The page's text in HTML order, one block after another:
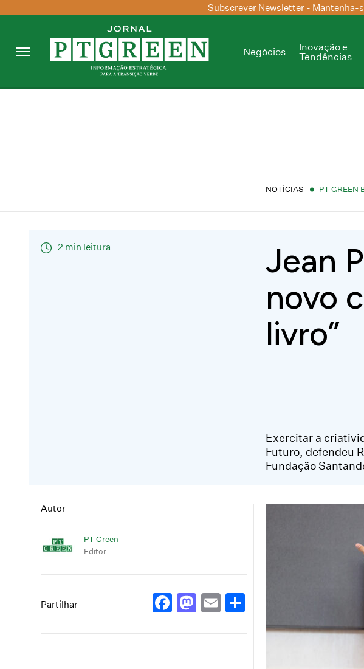
Subscrever Newsletter - Mantenha-
Negócios
Inovação e
Tendências
NOTÍCIAS PT GREEN
2 min leitura
Jean
novo
livro”
Exercitar a
Futuro, defendeu
Fundação
Autor
PT Green
Editor
Partilhar Facebook
Mastodon
Email